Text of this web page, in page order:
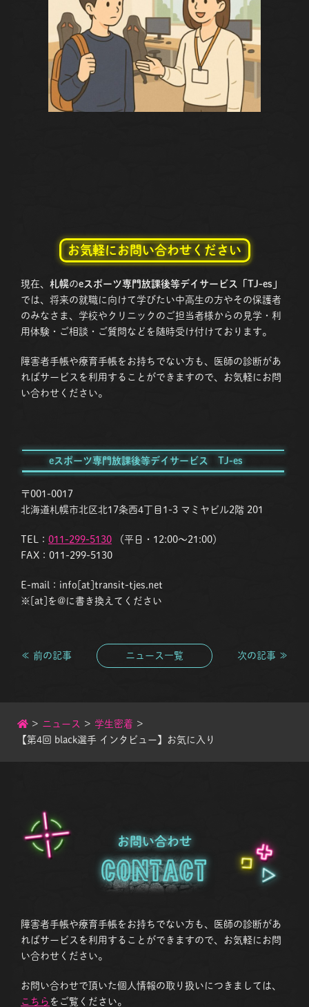
お気軽にお問い合わせください
現在、 札幌のeスポーツ専門放課後等デイサービス「TJ-es」
では、将来の就職に向けて学びたい中高生の方やその保護者
のみなさま、学校やクリニックのご担当者様からの見学・利
用体験・ご相談・ご質問などを随時受け付けております。
障害者手帳や療育手帳をお持ちでない方も、医師の診断があ
ればサービスを利用することができますので、お気軽にお問
い合わせください。
eスポーツ専門放課後等デイサービス TJ-es
〒001-0017
北海道札幌市北区北17条西4丁目1-3 マミヤビル2階 201
TEL： 011-299-5130 （平日・12:00〜21:00）
FAX：011-299-5130
E-mail：info[at]transit-tjes.net
※[at]を@に書き換えてください
≪ 前の記事 ニュース一覧 次の記事 ≫
> ニュース > 学生密着 >
【第4回 black選手 インタビュー】お気に入り
お問い合わせ
Contact
障害者手帳や療育手帳をお持ちでない方も、医師の診断があ
ればサービスを利用することができますので、お気軽にお問
い合わせください。
お問い合わせで頂いた個人情報の取り扱いにつきましては、
こちら をご覧ください。